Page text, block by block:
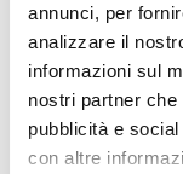
annunci, per
analizzare il
informazioni sul
nostri partner che
pubblicità e
con altre